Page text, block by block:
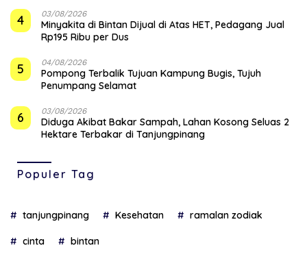
4 03/08/2026
Minyakita di Bintan Dijual di Atas HET, Pedagang Jual
Rp195 Ribu per Dus
5 04/08/2026
Pompong Terbalik Tujuan Kampung Bugis, Tujuh
Penumpang Selamat
6 03/08/2026
Diduga Akibat Bakar Sampah, Lahan Kosong Seluas 2
Hektare Terbakar di Tanjungpinang
Populer Tag
tanjungpinang Kesehatan ramalan zodiak
cinta bintan